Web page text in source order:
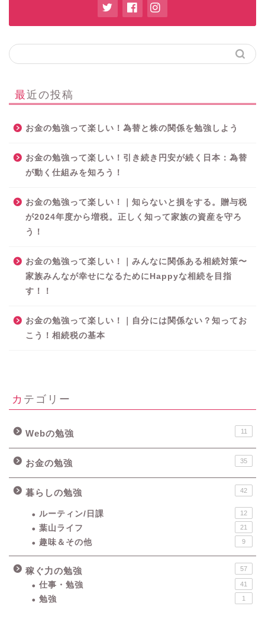
最近の投稿
お金の勉強って楽しい！為替と株の関係を勉強しよう
お金の勉強って楽しい！引き続き円安が続く日本：為替
が動く仕組みを知ろう！
お金の勉強って楽しい！｜知らないと損をする。贈与税
が2024年度から増税。正しく知って家族の資産を守ろ
う！
お金の勉強って楽しい！｜みんなに関係ある相続対策〜
家族みんなが幸せになるためにHappyな相続を目指
す！！
お金の勉強って楽しい！｜自分には関係ない？知ってお
こう！相続税の基本
カテゴリー
Webの勉強 11
お金の勉強 35
暮らしの勉強 42
ルーティン/日課 12
葉山ライフ 21
趣味＆その他 9
稼ぐ力の勉強 57
仕事・勉強 41
勉強 1